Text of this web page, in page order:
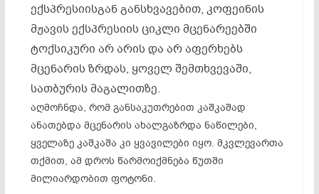
ექსპრესიისგან განსხვავებით, კოფეინის
მჟავის ექსპრესიის ციკლი მცენარეებში
ტოქსიკური არ არის და არ აფერხებს
მცენარის ზრდას, ყოველ შემთხვევაში,
სათბურის მაგალითზე.
აღმოჩნდა, რომ განსაკუთრებით კაშკაშად
ანათებდა მცენარის ახალგაზრდა ნაწილები,
ყველაზე კაშკაშა კი ყვავილები იყო. მკვლევართა
თქმით, ამ დროს წარმოიქმნება წუთში
მილიარდობით ფოტონი.